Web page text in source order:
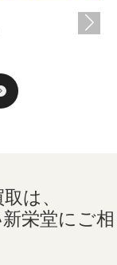
は、
新栄堂にご相